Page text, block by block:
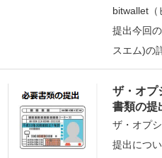
bitwallet（
提出今回
スエム)の
ザ・オプ
書類の提
ザ・オプ
提出につ